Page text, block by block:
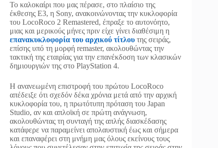
Το καλοκαίρι που μας πέρασε, στο πλαίσιο της
έκθεσης E3, η Sony, ανακοινώνοντας την κυκλοφορία
του LocoRoco 2 Remastered, έπραξε το αυτονόητο,
μιας και μερικούς μήνες πριν είχε γίνει διαθέσιμη η
επανακυκλοφορία του αρχικού τίτλου της σειράς,
επίσης υπό τη μορφή remaster, ακολουθώντας την
τακτική της εταιρίας για την επανέκδοση των κλασικών
δημιουργιών της στο PlayStation 4.
Η ανανεωμένη επιστροφή του πρώτου LocoRoco
απέδειξε ότι σχεδόν δέκα χρόνια μετά από την αρχική
κυκλοφορία του, η πρωτότυπη πρόταση του Japan
Studio, αν και απλοϊκή σε πρώτη ανάγνωση,
ακολουθώντας τη συνταγή της απλής διασκέδασης
κατάφερε να παραμείνει απολαυστική έως και σήμερα
και επαναφέρει στη μνήμη μας όλους εκείνους τους